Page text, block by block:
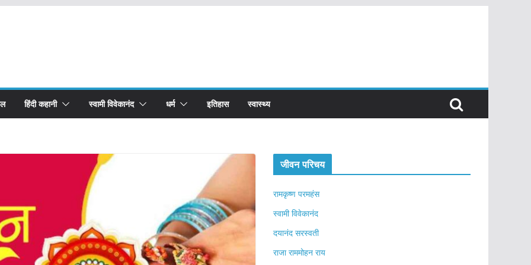
हिंदी कहानी स्वामी विवेकानंद धर्म इतिहास स्वास्थ्य
जीवन परिचय
रामकृष्ण परमहंस
स्वामी विवेकानंद
दयानंद सरस्वती
राजा राममोहन राय